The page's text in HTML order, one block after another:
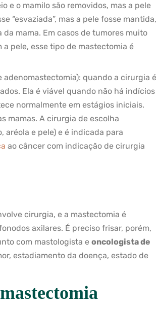
e o mamilo são removidos, mas a pele
“esvaziada”, mas a pele fosse mantida,
mama. Em casos de tumores muito
pele, esse tipo de mastectomia é
quando a cirurgia é
Ela é viável quando não há indícios
normalmente em estágios iniciais.
mamas. A cirurgia de escolha
aréola e pele) e é indicada para
ao câncer com indicação de cirurgia
cirurgia, e a mastectomia é
axilares. É preciso frisar, porém,
com mastologista e oncologista de
estadiamento da doença, estado de